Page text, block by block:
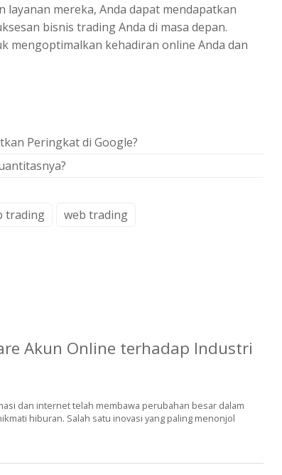
layanan mereka, Anda dapat mendapatkan
bisnis trading Anda di masa depan.
mengoptimalkan kehadiran online Anda dan
Peringkat di Google?
trading
web trading
Akun Online terhadap Industri
dan internet telah membawa perubahan besar dalam
hiburan. Salah satu inovasi yang paling menonjol